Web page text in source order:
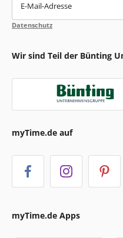
E-Mail-Adresse
Datenschutz
Wir sind Teil der Bünting
myTime.de auf
myTime.de Apps